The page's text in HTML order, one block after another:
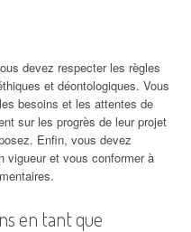
devez respecter les règles
et déontologiques. Vous
besoins et les attentes de
sur les progrès de leur projet
Enfin, vous devez
vigueur et vous conformer à
en tant que